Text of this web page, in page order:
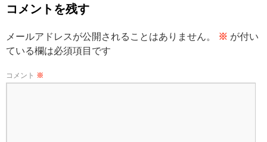
コメントを残す
メールアドレスが公開されることはありません。 ※ が付い
ている欄は必須項目です
コメント ※